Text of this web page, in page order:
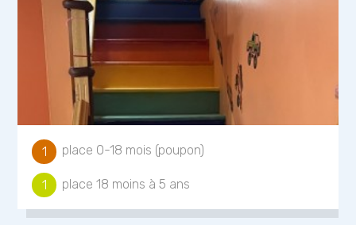
1 place 0-18 mois (poupon)
1 place 18 moins à 5 ans